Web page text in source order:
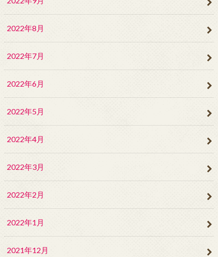
2022年8月
2022年7月
2022年6月
2022年5月
2022年4月
2022年3月
2022年2月
2022年1月
2021年12月